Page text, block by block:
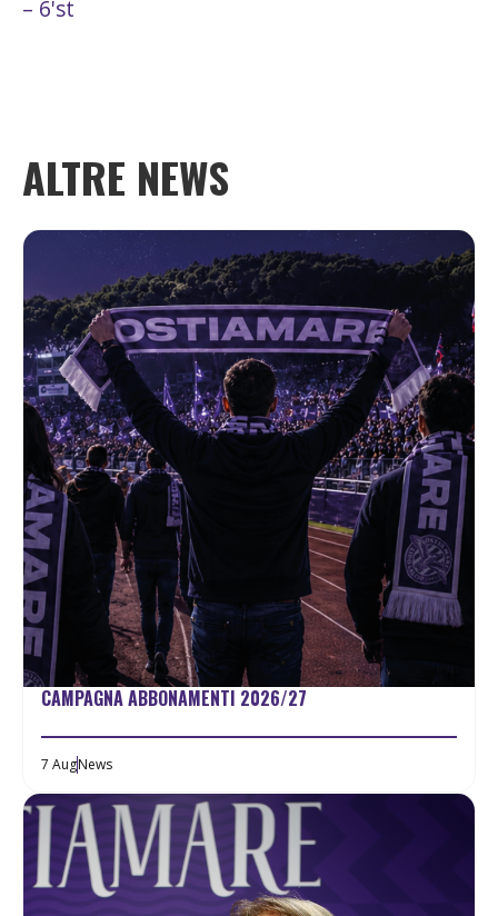
– 6'st
ALTRE NEWS
CAMPAGNA ABBONAMENTI 2026/27
7 AugNews